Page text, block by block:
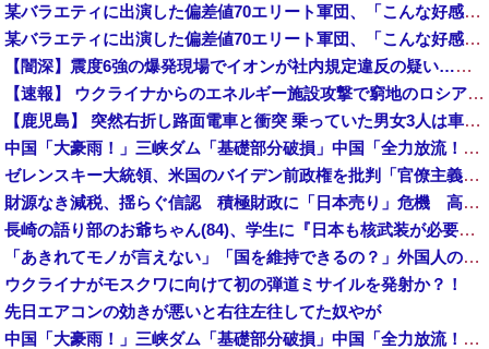
某バラエティに出演した偏差値70エリート軍団、「こんな好感度の低い組み合わせは中々ないよ」と視聴者を
某バラエティに出演した偏差値70エリート軍団、「こんな好感度の低い組み合わせは中々ないよ」と視聴者を呆れさせてしまう他
【闇深】震度6強の爆発現場でイオンが社内規定違反の疑い…なぜ日本の企業は震災時すら「まず営業」を優先してしまうのか？
【速報】 ウクライナからのエネルギー施設攻撃で窮地のロシアを韓国が助けていたことが判明「韓国で船積みの精製油3万トンがロシア行き」
【鹿児島】 突然右折し路面電車と衝突 乗っていた男女3人は車を放置しダッシュで逃走中
中国「大豪雨！」三峡ダム「基礎部分破損」中国「全力放流！」台風13号「中国上陸予測」台風15号「中国接近（画像」中国「台風同時上陸！（穀物生産が壊滅危機」→
ゼレンスキー大統領、米国のバイデン前政権を批判「官僚主義だった」
財源なき減税、揺らぐ信認 積極財政に「日本売り」危機 高市政権「悲願」に固執
長崎の語り部のお爺ちゃん(84)、学生に『日本も核武装が必要』と言われびっくり
「あきれてモノが言えない」「国を維持できるの？」外国人の永住許可要件の厳格化で在日中国人の本音は？
ウクライナがモスクワに向けて初の弾道ミサイルを発射か？！
先日エアコンの効きが悪いと右往左往してた奴やが
中国「大豪雨！」三峡ダム「基礎部分破損」中国「全力放流！」台風13号「中国上陸予測」台風15号「中国接近（画像」中国「台風同時上陸！（穀物生産が壊滅危機」→